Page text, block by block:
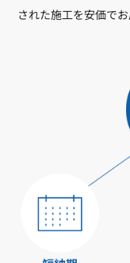
された施工を安価でお